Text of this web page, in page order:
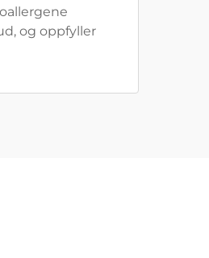
og oppfyller